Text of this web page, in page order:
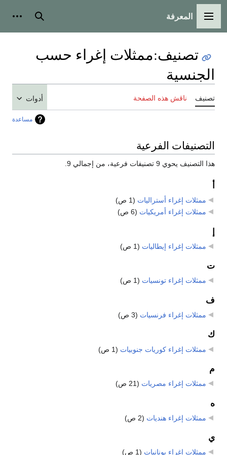
القائمة الرئيسية
المعرفة بحث
تصنيف:ممثلات إغراء حسب
الجنسية
تصنيف ناقش هذه الصفحة أدوات
مساعدة
التصنيفات الفرعية
هذا التصنيف يحوي 9 تصنيفات فرعية، من إجمالي 9.
ممثلات إغراء أستراليات (1 ص)
ممثلات إغراء أمريكيات (6 ص)
ممثلات إغراء إيطاليات (1 ص)
ت
ممثلات إغراء تونسيات (1 ص)
ف
ممثلات إغراء فرنسيات (3 ص)
ك
ممثلات إغراء كوريات جنوبيات (1 ص)
م
ممثلات إغراء مصريات (21 ص)
ه
ممثلات إغراء هنديات (2 ص)
ي
ممثلات إغراء يونانيات (1 ص)